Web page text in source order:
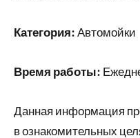
Категория: Автомойки
Время работы:
Данная информация
в ознакомительных